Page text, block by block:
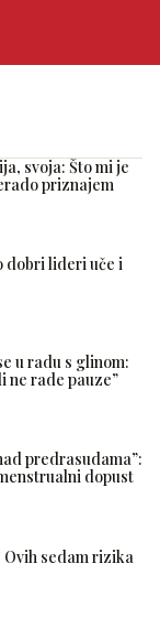
svoja: Što mi je
priznajem
dobri lideri uče i
u radu s glinom:
ne rade pauze”
predrasudama”:
dopust
sedam rizika